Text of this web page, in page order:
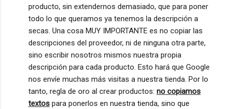
producto, sin extendernos demasiado, que para poner
todo lo que queramos ya tenemos la descripción a
secas. Una cosa MUY IMPORTANTE es no copiar las
descripciones del proveedor, ni de ninguna otra parte,
sino escribir nosotros mismos nuestra propia
descripción para cada producto. Esto hará que Google
nos envíe muchas más visitas a nuestra tienda. Por lo
tanto, regla de oro al crear productos: no copiamos
textos para ponerlos en nuestra tienda, sino que